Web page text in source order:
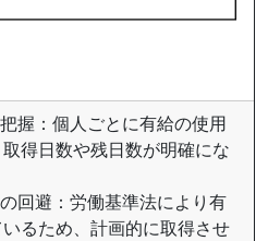
握：個人ごとに有給の使用
得日数や残日数が明確にな
回避：労働基準法により有
るため、計画的に取得させ